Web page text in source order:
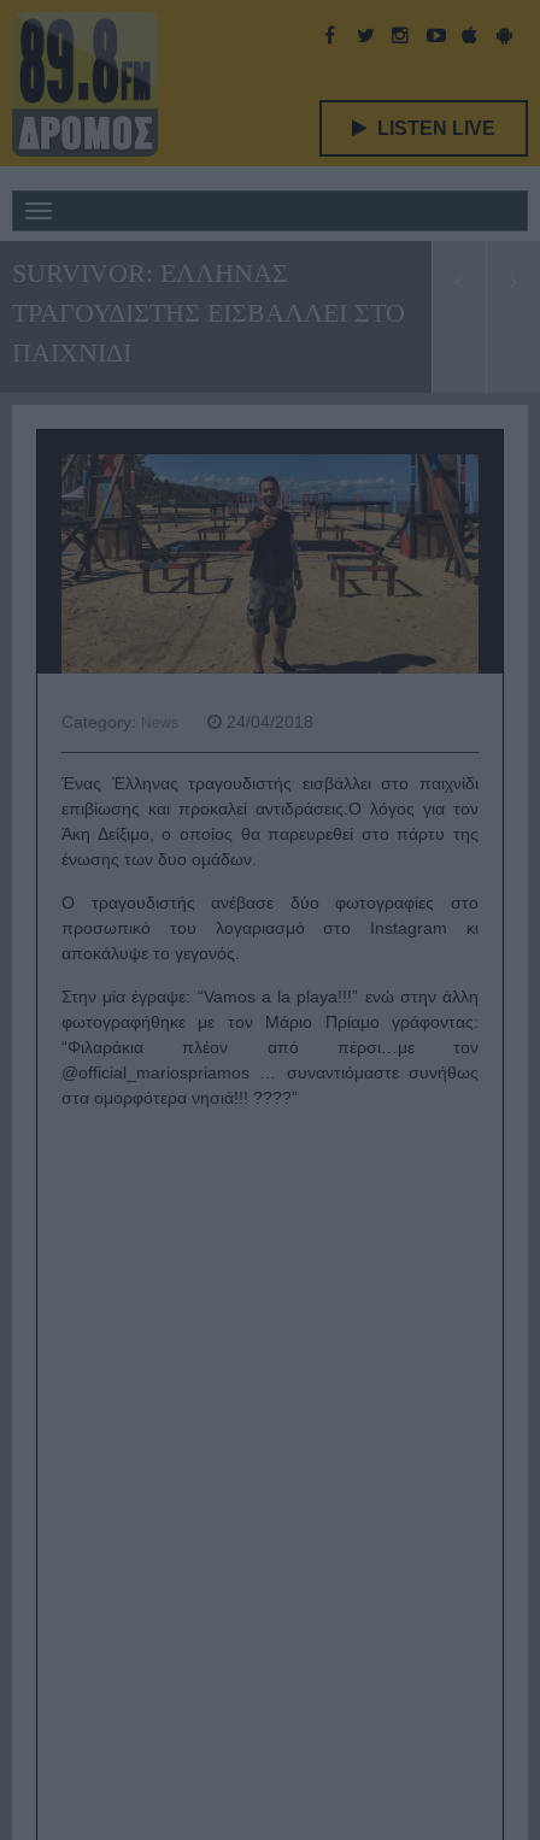
LISTEN LIVE
navigation
SURVIVOR: ΕΛΛΗΝΑΣ
ΤΡΑΓΟΥΔΙΣΤΗΣ ΕΙΣΒΑΛΛΕΙ ΣΤΟ
ΠΑΙΧΝΙΔΙ
Category: News 24/04/2018
Ένας Έλληνας τραγουδιστής εισβάλλει στο παιχνίδι
επιβίωσης και προκαλεί αντιδράσεις.Ο λόγος για τον
Άκη Δείξιμο, ο οποίος θα παρευρεθεί στο πάρτυ της
ένωσης των δυο ομάδων.
Ο τραγουδιστής ανέβασε δύο φωτογραφίες στο
προσωπικό του λογαριασμό στο Instagram κι
αποκάλυψε το γεγονός.
Στην μία έγραψε: “Vamos a la playa!!!” ενώ στην άλλη
φωτογραφήθηκε με τον Μάριο Πρίαμο γράφοντας:
“Φιλαράκια πλέον από πέρσι…με τον
@official_mariospriamos … συναντιόμαστε συνήθως
στα ομορφότερα νησιά!!! ????”